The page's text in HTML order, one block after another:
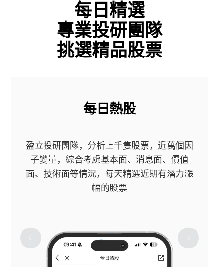
每日精選
專業投研團隊
挑選精品股票
每日熱股
盈立投研團隊，分析上千隻股票，近萬個因
子變量，綜合考慮基本面、消息面、價值
面、技術面等情況，每天精選近期有潛力漲
幅的股票